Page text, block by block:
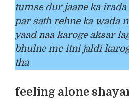
tumse dur jaane ka irada
par sath rehne ka wada
yaad naa karoge aksar
bhulne me itni jaldi
tha
feeling alone